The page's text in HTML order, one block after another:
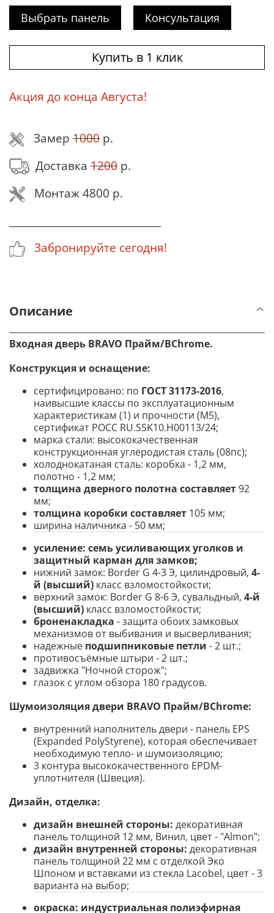
Выбрать панель Консультация
Купить в 1 клик
Акция до конца Августа!
Замер 1000 р.
Доставка 1200 р.
Монтаж 4800 р.
Забронируйте сегодня!
Описание
Входная дверь BRAVO Прайм/BChrome.
Конструкция и оснащение:
сертифицировано: по ГОСТ 31173-2016,
наивысшие классы по эксплуатационным
характеристикам (1) и прочности (М5),
сертификат POCC RU.SSK10.H00113/24;
марка стали: высококачественная
конструкционная углеродистая сталь (08пс);
холоднокатаная сталь: коробка - 1,2 мм,
полотно - 1,2 мм;
толщина дверного полотна составляет92
мм;
толщина коробки составляет 105 мм;
ширина наличника - 50 мм;
усиление: семь усиливающих уголков и
защитный карман для замков;
нижний замок: Border G 4-3 Э, цилиндровый, 4-
й (высший) класс взломостойкости;
верхний замок: Border G 8-6 Э, сувальдный, 4-й
(высший) класс взломостойкости;
броненакладка - защита обоих замковых
механизмов от выбивания и высверливания;
надежные подшипниковые петли - 2 шт.;
противосъёмные штыри - 2 шт.;
задвижка "Ночной сторож";
глазок с углом обзора 180 градусов.
Шумоизоляция двери BRAVO Прайм/BChrome:
внутренний наполнитель двери - панель EPS
(Expanded PolyStyrene), которая обеспечивает
необходимую тепло- и шумоизоляцию;
3 контура высококачественного EPDM-
уплотнителя (Швеция).
Дизайн, отделка:
дизайн внешней стороны: декоративная
панель толщиной 12 мм, Винил, цвет - "Almon";
дизайн внутренней стороны: декоративная
панель толщиной 22 мм с отделкой Эко
Шпоном и вставками из стекла Lacobel, цвет - 3
варианта на выбор;
окраска: индустриальная полиэфирная